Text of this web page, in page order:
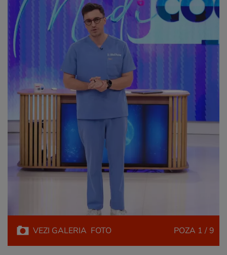
VEZI GALERIA FOTO POZA 1 / 9